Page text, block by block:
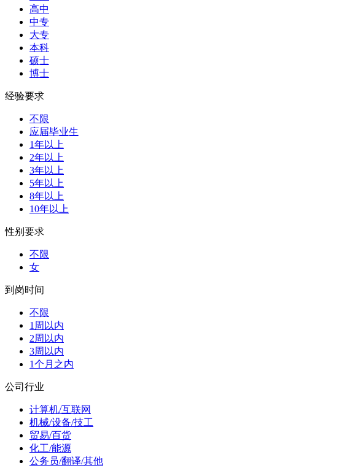
高中
中专
大专
本科
硕士
博士
经验要求
不限
应届毕业生
1年以上
2年以上
3年以上
5年以上
8年以上
10年以上
性别要求
不限
女
到岗时间
不限
1周以内
2周以内
3周以内
1个月之内
公司行业
计算机/互联网
机械/设备/技工
贸易/百货
化工/能源
公务员/翻译/其他